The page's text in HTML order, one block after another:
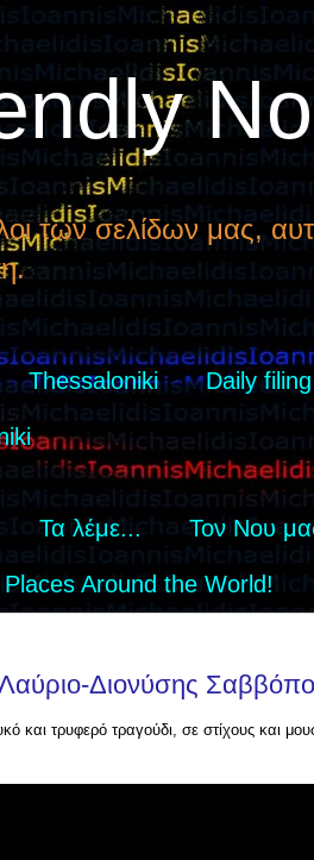
των σελίδων μας,
Thessaloniki Daily filing
Τα λέμε... Τον Νου
Around the World!
Λαύριο-Διονύσης
και τρυφερό τραγούδι, σε στίχους και